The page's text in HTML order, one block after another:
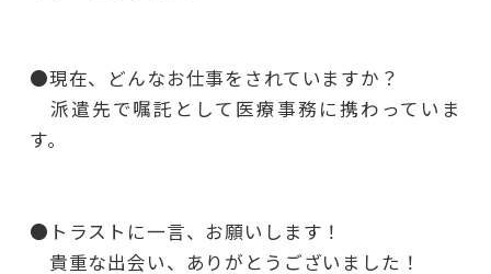
●現在、どんなお仕事をされていますか？
派遣先で嘱託として医療事務に携わっていま
す。
●トラストに一言、お願いします！
貴重な出会い、ありがとうございました！